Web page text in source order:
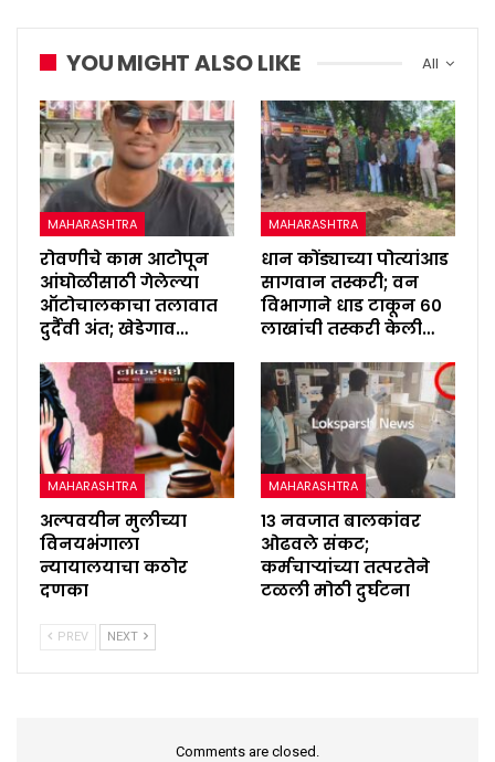
All
YOU MIGHT ALSO LIKE
MAHARASHTRA
रोवणीचे काम आटोपून
आंघोळीसाठी गेलेल्या
ऑटोचालकाचा तलावात
दुर्दैवी अंत; खेडेगाव…
MAHARASHTRA
धान कोंड्याच्या पोत्यांआड
सागवान तस्करी; वन
विभागाने धाड टाकून ६०
लाखांची तस्करी केली…
MAHARASHTRA
अल्पवयीन मुलीच्या
विनयभंगाला
न्यायालयाचा कठोर
दणका
MAHARASHTRA
१३ नवजात बालकांवर
ओढवले संकट;
कर्मचाऱ्यांच्या तत्परतेने
टळली मोठी दुर्घटना
PREV NEXT
Comments are closed.